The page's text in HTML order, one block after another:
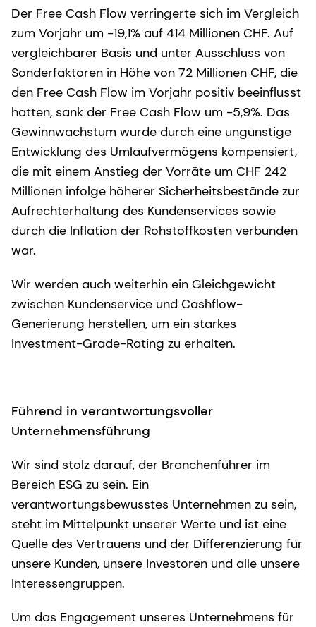
Der Free Cash Flow verringerte sich im Vergleich
zum Vorjahr um -19,1% auf 414 Millionen CHF. Auf
vergleichbarer Basis und unter Ausschluss von
Sonderfaktoren in Höhe von 72 Millionen CHF, die
den Free Cash Flow im Vorjahr positiv beeinflusst
hatten, sank der Free Cash Flow um -5,9%. Das
Gewinnwachstum wurde durch eine ungünstige
Entwicklung des Umlaufvermögens kompensiert,
die mit einem Anstieg der Vorräte um CHF 242
Millionen infolge höherer Sicherheitsbestände zur
Aufrechterhaltung des Kundenservices sowie
durch die Inflation der Rohstoffkosten verbunden
war.
Wir werden auch weiterhin ein Gleichgewicht
zwischen Kundenservice und Cashflow-
Generierung herstellen, um ein starkes
Investment-Grade-Rating zu erhalten.
Führend in verantwortungsvoller
Unternehmensführung
Wir sind stolz darauf, der Branchenführer im
Bereich ESG zu sein. Ein
verantwortungsbewusstes Unternehmen zu sein,
steht im Mittelpunkt unserer Werte und ist eine
Quelle des Vertrauens und der Differenzierung für
unsere Kunden, unsere Investoren und alle unsere
Interessengruppen.
Um das Engagement unseres Unternehmens für